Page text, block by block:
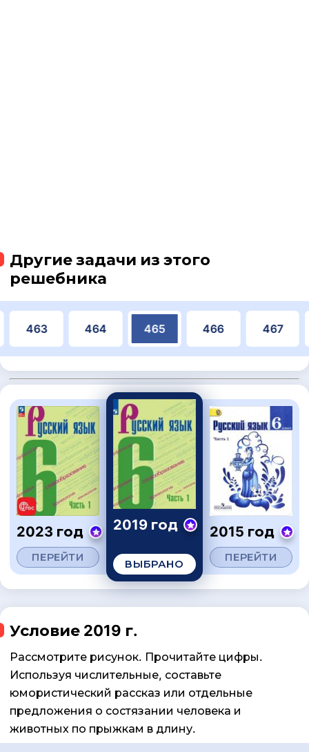
Другие задачи из этого
решебника
463 464 465 466 467
2023 год
ПЕРЕЙТИ
2019 год
ВЫБРАНО
2015 год
ПЕРЕЙТИ
Условие 2019 г.
Рассмотрите рисунок. Прочитайте цифры.
Используя числительные, составьте
юмористический рассказ или отдельные
предложения о состязании человека и
животных по прыжкам в длину.